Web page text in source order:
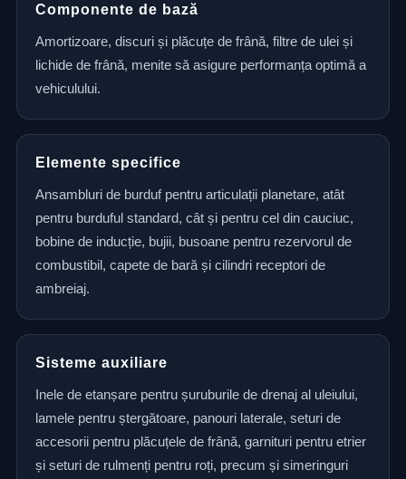
Componente de bază
Amortizoare, discuri și plăcuțe de frână, filtre de ulei și
lichide de frână, menite să asigure performanța optimă a
vehiculului.
Elemente specifice
Ansambluri de burduf pentru articulații planetare, atât
pentru burduful standard, cât și pentru cel din cauciuc,
bobine de inducție, bujii, busoane pentru rezervorul de
combustibil, capete de bară și cilindri receptori de
ambreiaj.
Sisteme auxiliare
Inele de etanșare pentru șuruburile de drenaj al uleiului,
lamele pentru ștergătoare, panouri laterale, seturi de
accesorii pentru plăcuțele de frână, garnituri pentru etrier
și seturi de rulmenți pentru roți, precum și simeringuri